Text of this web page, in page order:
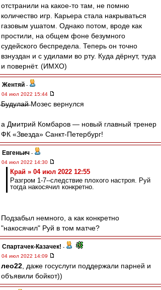
отстранили на какое-то там, не помню
количество игр. Карьера стала накрываться
газовым ушатом. Однако потом, вроде как
простили, на общем фоне безумного
судейского беспредела. Теперь он точно
взнуздан и с удилами во рту. Куда дёрнут, туда
и повернёт. (ИМХО)
Жентяй -
04 июл 2022 15:44
̶Б̶у̶д̶у̶л̶а̶й̶ Мозес вернулся
а Дмитрий Комбаров — новый главный тренер
ФК «Звезда» Санкт-Петербург!
Евгеньич -
04 июл 2022 14:30
Край » 04 июл 2022 12:55
Разгром 1-7--следствие плохого настроя. Руй
тогда накосячил конкретно.
Подзабыл немного, а как конкретно
"накосячил" Руй в том матче?
Спартачек-Казачек! -
04 июл 2022 14:09
лео22 , даже госуслуги поддержали парней и
объявили бойкот))